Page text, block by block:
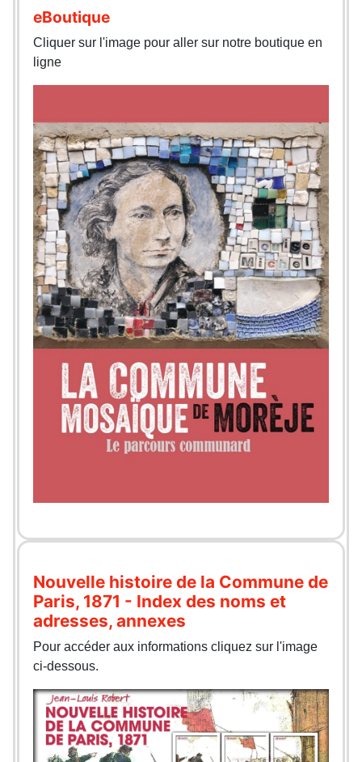
eBoutique
Cliquer sur l'image pour aller sur notre boutique en
ligne
Nouvelle histoire de la Commune de
Paris, 1871 - Index des noms et
adresses, annexes
Pour accéder aux informations cliquez sur l'image
ci-dessous.